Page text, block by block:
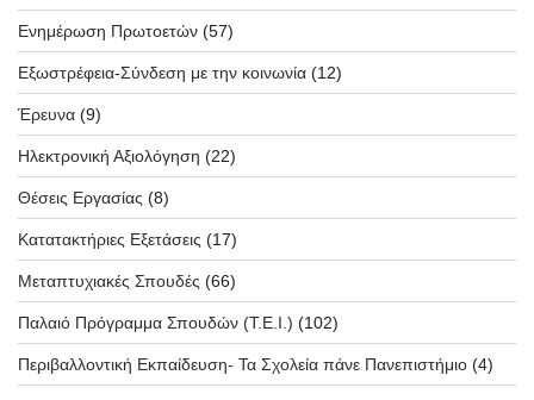
Ενημέρωση Πρωτοετών (57)
Εξωστρέφεια-Σύνδεση με την κοινωνία (12)
Έρευνα (9)
Ηλεκτρονική Αξιολόγηση (22)
Θέσεις Εργασίας (8)
Κατατακτήριες Εξετάσεις (17)
Μεταπτυχιακές Σπουδές (66)
Παλαιό Πρόγραμμα Σπουδών (T.E.I.) (102)
Περιβαλλοντική Εκπαίδευση- Τα Σχολεία πάνε Πανεπιστήμιο (4)